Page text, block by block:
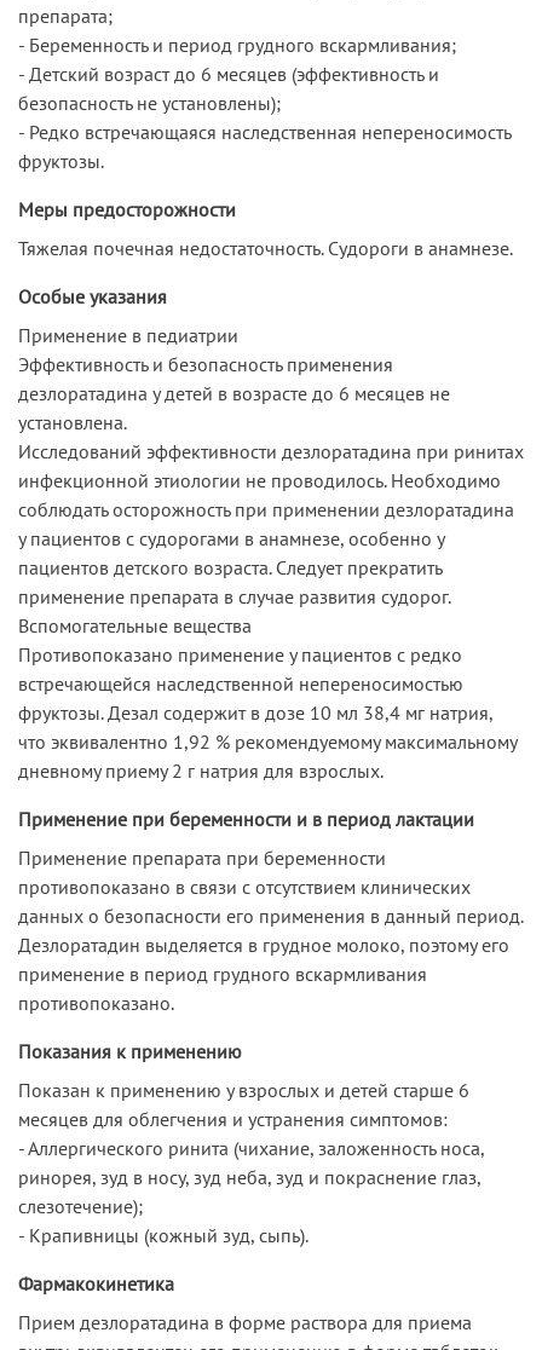
препарата;
- Беременность и период грудного вскармливания;
- Детский возраст до 6 месяцев (эффективность и
безопасность не установлены);
- Редко встречающаяся наследственная непереносимость
фруктозы.
Меры предосторожности
Тяжелая почечная недостаточность. Судороги в анамнезе.
Особые указания
Применение в педиатрии
Эффективность и безопасность применения
дезлоратадина у детей в возрасте до 6 месяцев не
установлена.
Исследований эффективности дезлоратадина при ринитах
инфекционной этиологии не проводилось. Необходимо
соблюдать осторожность при применении дезлоратадина
у пациентов с судорогами в анамнезе, особенно у
пациентов детского возраста. Следует прекратить
применение препарата в случае развития судорог.
Вспомогательные вещества
Противопоказано применение у пациентов с редко
встречающейся наследственной непереносимостью
фруктозы. Дезал содержит в дозе 10 мл 38,4 мг натрия,
что эквивалентно 1,92 % рекомендуемому максимальному
дневному приему 2 г натрия для взрослых.
Применение при беременности и в период лактации
Применение препарата при беременности
противопоказано в связи с отсутствием клинических
данных о безопасности его применения в данный период.
Дезлоратадин выделяется в грудное молоко, поэтому его
применение в период грудного вскармливания
противопоказано.
Показания к применению
Показан к применению у взрослых и детей старше 6
месяцев для облегчения и устранения симптомов:
- Аллергического ринита (чихание, заложенность носа,
ринорея, зуд в носу, зуд неба, зуд и покраснение глаз,
слезотечение);
- Крапивницы (кожный зуд, сыпь).
Фармакокинетика
Прием дезлоратадина в форме раствора для приема